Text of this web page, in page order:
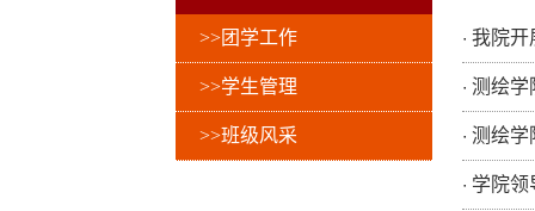
>>团学工作
>>学生管理
>>班级风采
· 我院开
· 测绘学
· 测绘学
· 学院领